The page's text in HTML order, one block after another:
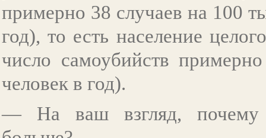
примерно 38 случаев на 100
год), то есть население
число самоубийств
человек в год).
— На ваш взгляд, почему